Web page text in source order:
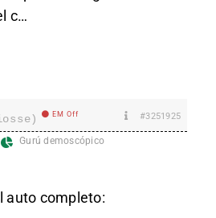
c…
EM Off #3251925
Gurú demoscópico
auto completo: